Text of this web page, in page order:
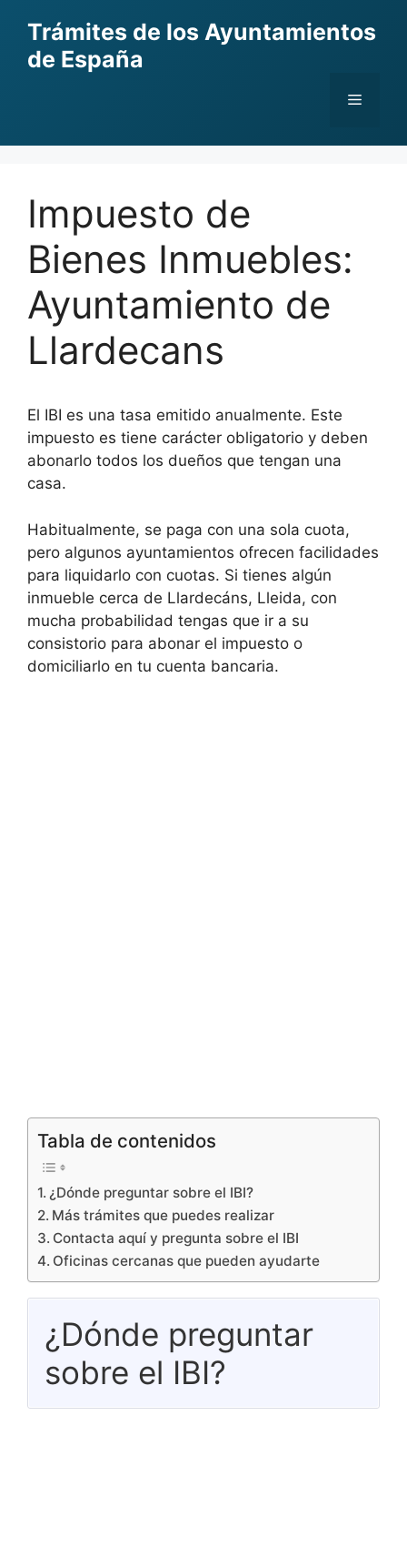
content
Trámites de los Ayuntamientos
de España
Menu
Impuesto de
Bienes Inmuebles:
Ayuntamiento de
Llardecans
El IBI es una tasa emitido anualmente. Este
impuesto es tiene carácter obligatorio y deben
abonarlo todos los dueños que tengan una
casa.
Habitualmente, se paga con una sola cuota,
pero algunos ayuntamientos ofrecen facilidades
para liquidarlo con cuotas. Si tienes algún
inmueble cerca de Llardecáns, Lleida, con
mucha probabilidad tengas que ir a su
consistorio para abonar el impuesto o
domiciliarlo en tu cuenta bancaria.
Tabla de contenidos
¿Dónde preguntar sobre el IBI?
Más trámites que puedes realizar
Contacta aquí y pregunta sobre el IBI
Oficinas cercanas que pueden ayudarte
¿Dónde preguntar
sobre el IBI?